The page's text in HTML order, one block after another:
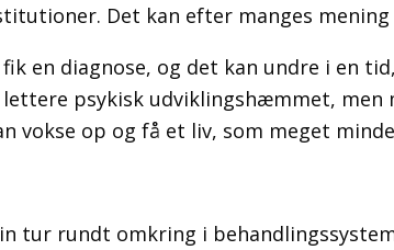
Det kan efter manges
en diagnose, og det kan undre i en
psykisk udviklingshæmmet, men
vokse op og få et liv, som meget
tur rundt omkring i